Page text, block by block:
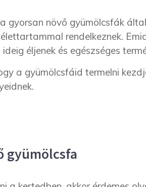
gyorsan növő gyümölcsfák
rendelkeznek.
éljenek és egészséges
a gyümölcsfáid termelni
gyümölcsfa